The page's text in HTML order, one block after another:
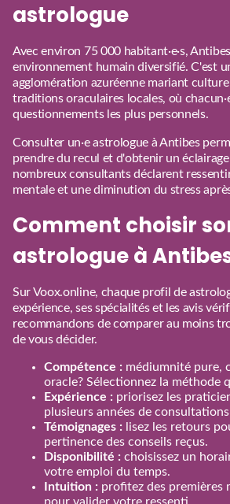
astrologue
Avec environ 75 000 habitant·e·s,
environnement humain diversifié. C'est
agglomération azuréenne mariant
traditions oraculaires locales, où
questionnements les plus personnels.
Consulter un·e astrologue à Antibes
prendre du recul et d'obtenir un
nombreux consultants déclarent
mentale et une diminution du stress
Comment choisir
astrologue à
Sur Voox.online, chaque profil de
expérience, ses spécialités et les avis
recommandons de comparer au moins
de vous décider.
Compétence : médiumnité pure,
oracle? Sélectionnez la méthode
Expérience : priorisez les
plusieurs années de
Témoignages : lisez les retours
pertinence des conseils reçus.
Disponibilité : choisissez un
votre emploi du temps.
Intuition : profitez des premières